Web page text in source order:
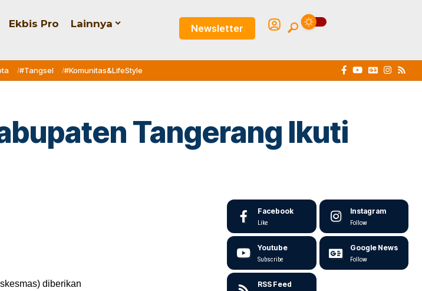
Ekbis Pro Lainnya Newsletter
#Tangsel #Komunitas&LifeStyle
Tangerang Ikuti
diberikan
Facebook
Like
Instagram
Follow
Youtube
Subscribe
Google News
Follow
RSS Feed